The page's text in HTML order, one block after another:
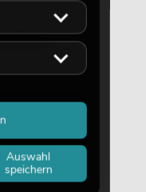
Auswahl
speichern